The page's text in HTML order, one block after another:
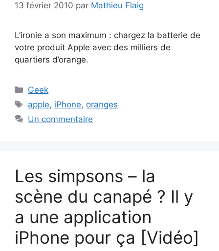
13 février 2010 par Mathieu Flaig
L’ironie a son maximum : chargez la batterie de
votre produit Apple avec des milliers de
quartiers d’orange.
Catégories
Geek
Étiquettes
apple, iPhone, oranges
Un commentaire
Les simpsons – la
scène du canapé ? Il y
a une application
iPhone pour ça [Vidéo]